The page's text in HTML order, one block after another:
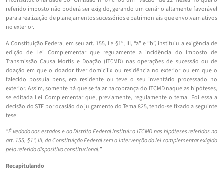
referido imposto não poderá ser exigido, gerando um cenário altamente favorável
para a realização de planejamentos sucessórios e patrimoniais que envolvam ativos
no exterior.
A Constituição Federal em seu art. 155, I e §1º, III, “a” e “b”, instituiu a exigência de
edição de Lei Complementar que regulamente a incidência do Imposto de
Transmissão Causa Mortis e Doação (ITCMD) nas operações de sucessão ou de
doação em que o doador tiver domicílio ou residência no exterior ou em que o
falecido possuía bens, era residente ou teve o seu inventário processado no
exterior. Assim, somente há que se falar na cobrança do ITCMD naquelas hipóteses,
se editada Lei Complementar que, previamente, regulamente o tema. Foi essa a
decisão do STF por ocasião do julgamento do Tema 825, tendo-se fixado a seguinte
tese:
“É vedado aos estados e ao Distrito Federal instituir o ITCMD nas hipóteses referidas no
art. 155, §1º, III, da Constituição Federal sem a intervenção da lei complementar exigida
pelo referido dispositivo constitucional.”
Recapitulando